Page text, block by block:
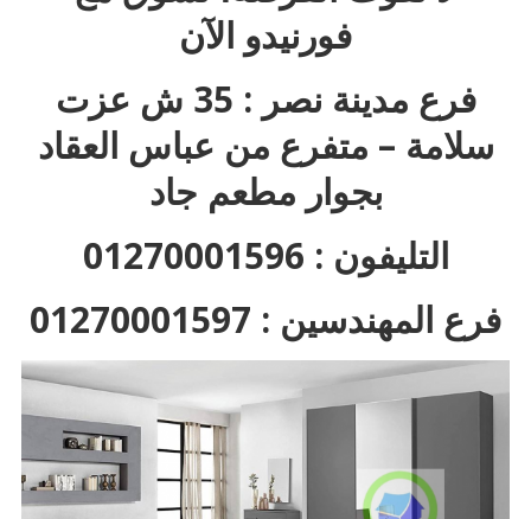
فورنيدو الآن
فرع مدينة نصر : 35 ش عزت
سلامة – متفرع من عباس العقاد
بجوار مطعم جاد
التليفون : 01270001596
فرع المهندسين : 01270001597